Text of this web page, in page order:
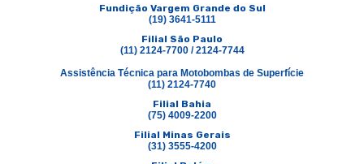
Fundição Vargem Grande do Sul
(19) 3641-5111
Filial São Paulo
(11) 2124-7700 / 2124-7744
Assistência Técnica para Motobombas de Superfície
(11) 2124-7740
Filial Bahia
(75) 4009-2200
Filial Minas Gerais
(31) 3555-4200